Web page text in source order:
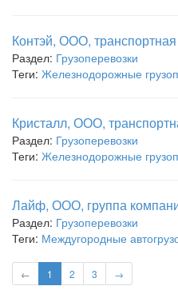
Контэй, ООО,
Раздел: Грузоперевозки
Теги: Железнодорожные
Кристалл, ООО,
Раздел: Грузоперевозки
Теги: Железнодорожные
Лайф, ООО, группа
Раздел: Грузоперевозки
Теги: Междугородные
← 1 2 3 →